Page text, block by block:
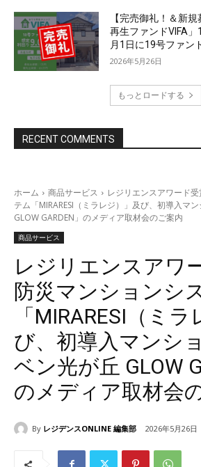
【完売御礼！＆新
再生ファンドVIFA
月1日に19号ファン
2026年5月26日
もっとロードする
RECENT COMMENTS